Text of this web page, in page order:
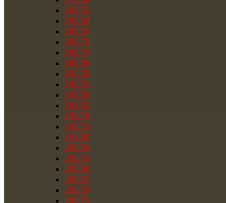
185/55
185/60
185/65
185/70
185/75
185/80
195/50
195/55
195/60
195/65
195/70
195/75
195/80
205/50
205/55
205/60
205/65
205/70
205/75